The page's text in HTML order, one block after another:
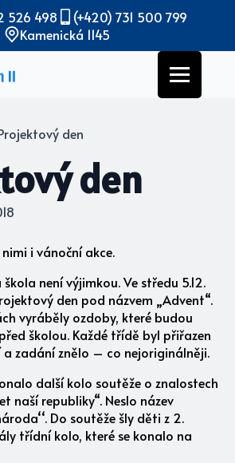
526 498
(+420) 731 500 799
Kamenická 1145
den
den
i vánoční akce.
není výjimkou. Ve středu 5.12.
den pod názvem „Advent“.
vyráběly ozdoby, které budou
školou. Každé třídě byl přiřazen
a zadání znělo – co nejoriginálněji.
další kolo soutěže o znalostech
naší republiky“. Neslo název
Do soutěže šly děti z 2.
třídní kolo, které se konalo na